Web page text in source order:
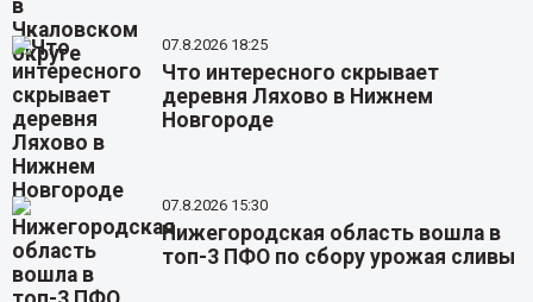
07.8.2026 18:25
Что интересного скрывает
деревня Ляхово в Нижнем
Новгороде
07.8.2026 15:30
Нижегородская область вошла в
топ-3 ПФО по сбору урожая сливы